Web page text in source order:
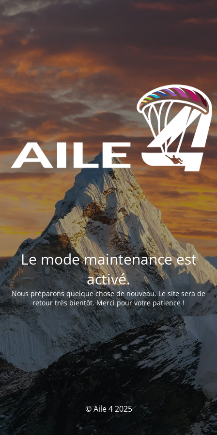
Le mode maintenance est
activé.
Nous préparons quelque chose de nouveau. Le site sera de
retour très bientôt. Merci pour votre patience !
© Aile 4 2025